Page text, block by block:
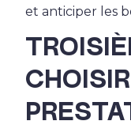
et anticiper les